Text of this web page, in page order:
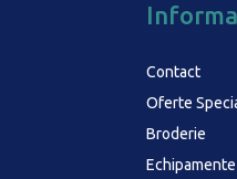
Contact
Oferte
Broderie
Echipamente